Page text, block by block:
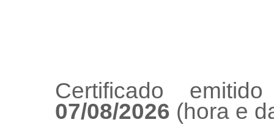
Certificado
07/08/2026 (hora e